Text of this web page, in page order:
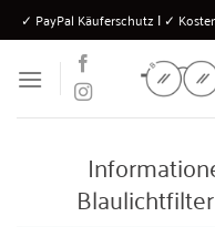
Zum
Inhalt
springen
✓ PayPal Käuferschutz Ι ✓